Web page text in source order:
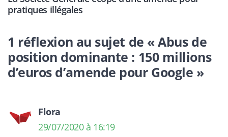
pratiques illégales
1 réflexion au sujet de « Abus de
position dominante : 150 millions
d’euros d’amende pour Google »
Flora
29/07/2020 à 16:19